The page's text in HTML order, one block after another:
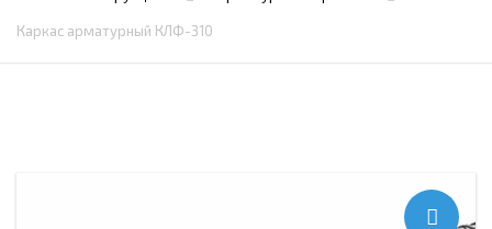
Каркас арматурный КЛФ-310